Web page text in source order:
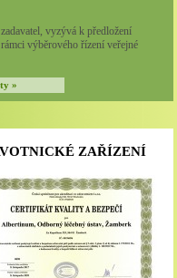
vyzývá k předložení
výběrového řízení veřejné
»
ZAŘÍZENÍ